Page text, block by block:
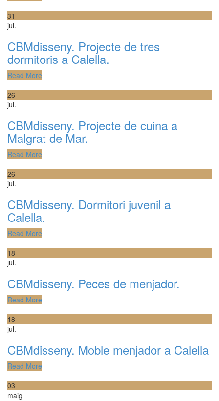
31
jul.
CBMdisseny. Projecte de tres
dormitoris a Calella.
Read More
26
jul.
CBMdisseny. Projecte de cuina a
Malgrat de Mar.
Read More
26
jul.
CBMdisseny. Dormitori juvenil a
Calella.
Read More
18
jul.
CBMdisseny. Peces de menjador.
Read More
18
jul.
CBMdisseny. Moble menjador a Calella
Read More
03
maig